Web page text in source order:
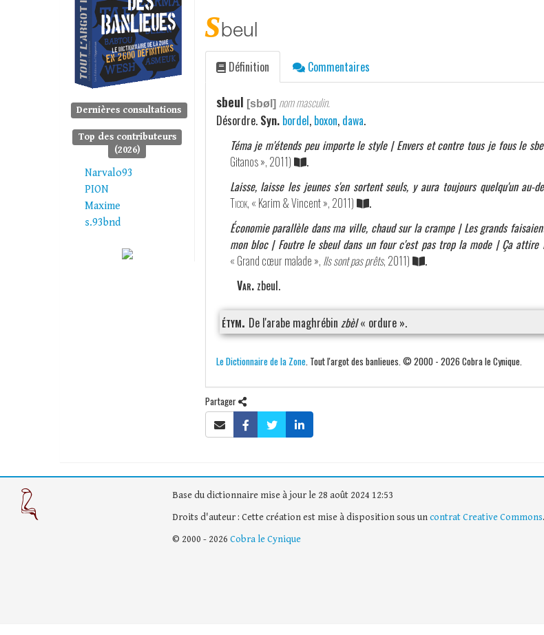
Dernières consultations
Top des contributeurs
(2026)
Narvalo93
PION
Maxime
s.93bnd
sbeul
Définition Commentaires
sbeul [sbøl] nom masculin.
Désordre. Syn. bordel, boxon, dawa.
Téma je m'étends peu importe le style | Envers et contre tous je fous le
Gitanos », 2011)
.
Laisse, laisse les jeunes s'en sortent seuls, y aura toujours quelqu'un au-
Ticok, « Karim & Vincent », 2011)
.
Économie parallèle dans ma ville, chaud sur la crampe | Les grands
mon bloc | Foutre le sbeul dans un four c'est pas trop la mode | Ça attire
« Grand cœur malade », Ils sont pas prêts, 2011)
.
Var. zbeul.
étym. De l'arabe maghrébin zbèl« ordure ».
Le Dictionnaire de la Zone. Tout l'argot des banlieues. © 2000 - 2026 Cobra le Cynique.
Partager
Base du dictionnaire mise à jour le 28 août 2024 12:53
Droits d'auteur : Cette création est mise à disposition sous uncontrat Creative Commons.
© 2000 - 2026 Cobra le Cynique